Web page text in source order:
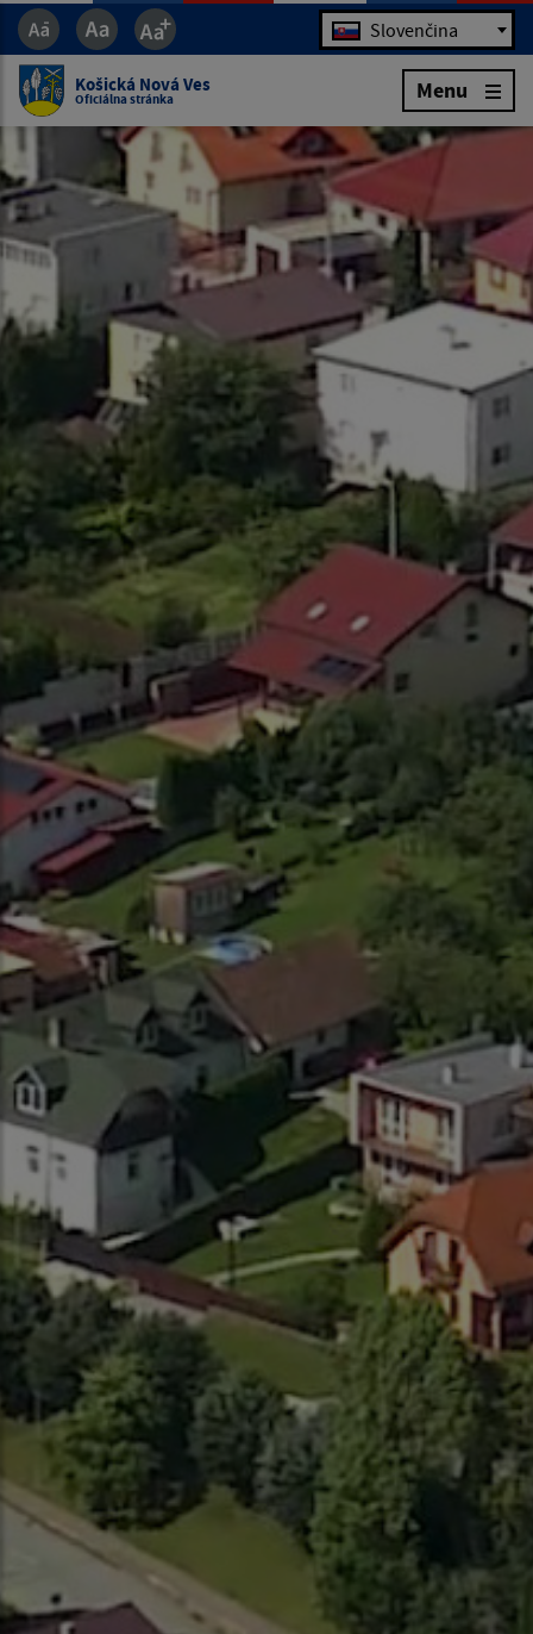
Jazyk Slovenčina
Košická Nová Ves
Oficiálna stránka Menu